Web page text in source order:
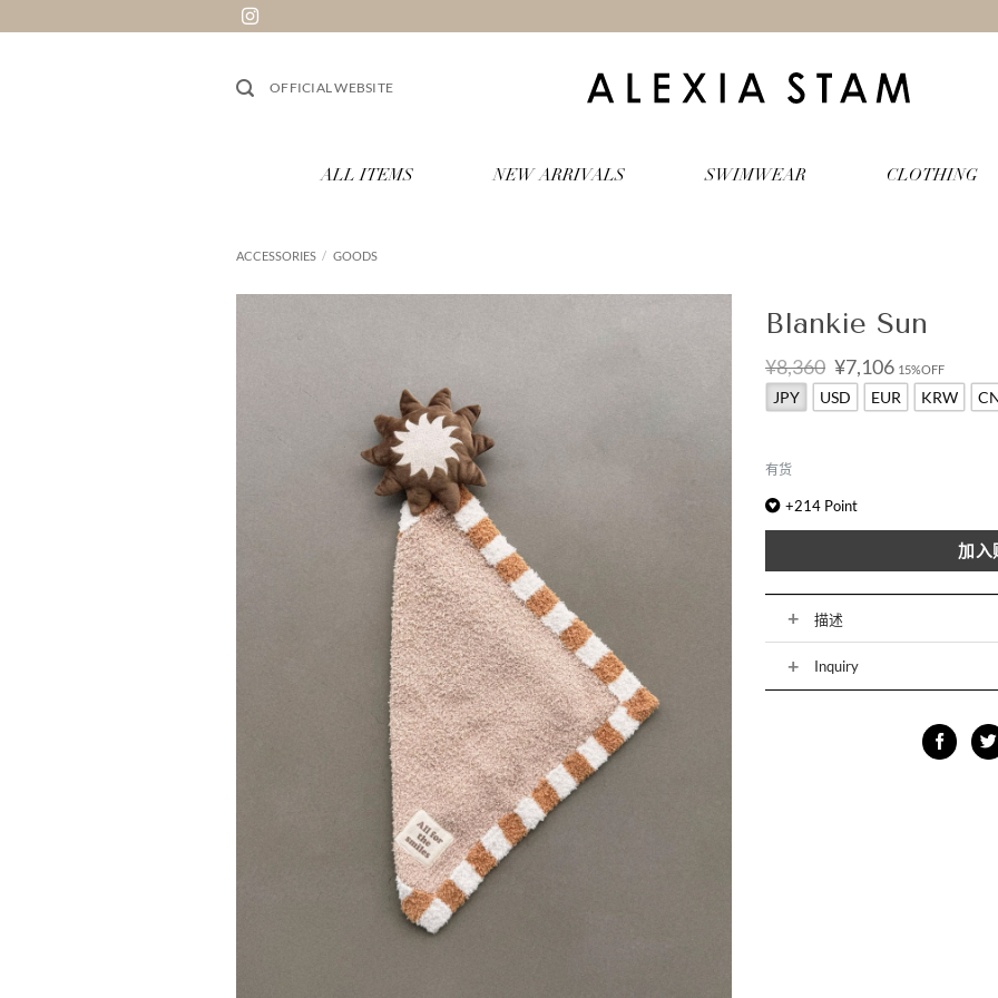
到
OFFICIAL WEBSITE
ALL ITEMS NEW ARRIVALS SWIMWEAR CLOTHING
ACCESSORIES / GOODS
Blankie Sun
¥8,360 原
价
为：
¥7,106当
前
价
15%OFF
JPY USD EUR KRW
有货
+214Point
加入
描述
Inquiry